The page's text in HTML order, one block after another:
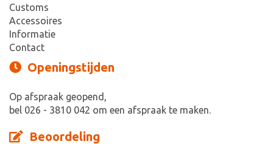
Customs
Accessoires
Informatie
Contact
Openingstijden
Op afspraak geopend,
bel 026 - 3810 042 om een afspraak te maken.
Beoordeling